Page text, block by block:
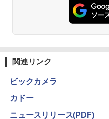
関連リンク
ビックカメラ
カドー
ニュースリリース(PDF)